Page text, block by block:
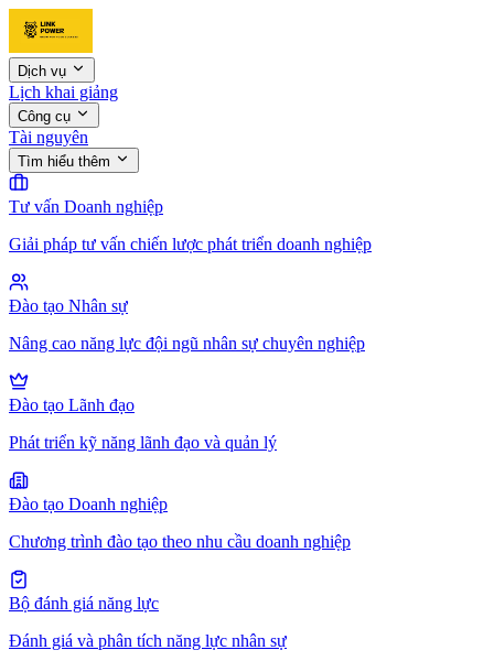
Dịch vụ
Lịch khai giảng
Công cụ
Tài nguyên
Tìm hiểu thêm
Tư vấn Doanh nghiệp
Giải pháp tư vấn chiến lược phát triển doanh nghiệp
Đào tạo Nhân sự
Nâng cao năng lực đội ngũ nhân sự chuyên nghiệp
Đào tạo Lãnh đạo
Phát triển kỹ năng lãnh đạo và quản lý
Đào tạo Doanh nghiệp
Chương trình đào tạo theo nhu cầu doanh nghiệp
Bộ đánh giá năng lực
Đánh giá và phân tích năng lực nhân sự